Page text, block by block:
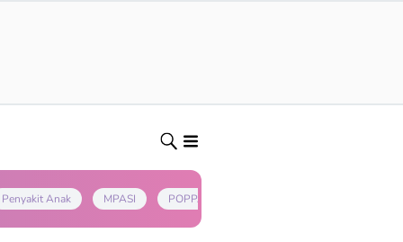
Penyakit Anak MPASI POPPAPA